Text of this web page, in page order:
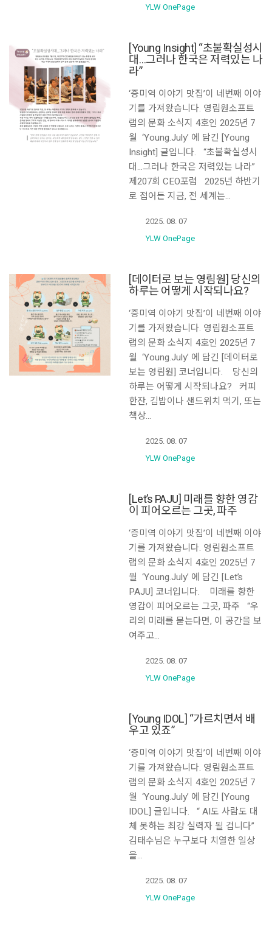
YLW OnePage
[Young Insight] “초불확실성시
대…그러나 한국은 저력있는 나
라”
‘증미역 이야기 맛집’이 네번째 이야
기를 가져왔습니다. 영림원소프트
랩의 문화 소식지 4호인 2025년 7
월 ‘Young.July’ 에 담긴 [Young
Insight] 글입니다. “초불확실성시
대…그러나 한국은 저력있는 나라”
제207회 CEO포럼 2025년 하반기
로 접어든 지금, 전 세계는…
2025. 08. 07
YLW OnePage
[데이터로 보는 영림원] 당신의
하루는 어떻게 시작되나요?
‘증미역 이야기 맛집’이 네번째 이야
기를 가져왔습니다. 영림원소프트
랩의 문화 소식지 4호인 2025년 7
월 ‘Young.July’ 에 담긴 [데이터로
보는 영림원] 코너입니다. 당신의
하루는 어떻게 시작되나요? 커피
한잔, 김밥이나 샌드위치 먹기, 또는
책상…
2025. 08. 07
YLW OnePage
[Let’s PAJU] 미래를 향한 영감
이 피어오르는 그곳, 파주
‘증미역 이야기 맛집’이 네번째 이야
기를 가져왔습니다. 영림원소프트
랩의 문화 소식지 4호인 2025년 7
월 ‘Young.July’ 에 담긴 [Let’s
PAJU] 코너입니다. 미래를 향한
영감이 피어오르는 그곳, 파주 “우
리의 미래를 묻는다면, 이 공간을 보
여주고…
2025. 08. 07
YLW OnePage
[Young IDOL] “가르치면서 배
우고 있죠”
‘증미역 이야기 맛집’이 네번째 이야
기를 가져왔습니다. 영림원소프트
랩의 문화 소식지 4호인 2025년 7
월 ‘Young.July’ 에 담긴 [Young
IDOL] 글입니다. “ AI도 사람도 대
체 못하는 최강 실력자 될 겁니다”
김태수님은 누구보다 치열한 일상
을…
2025. 08. 07
YLW OnePage